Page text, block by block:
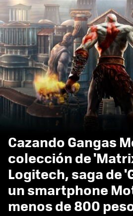
Cazando Gangas
colección de
Logitech, saga de
un smartphone
menos de 800